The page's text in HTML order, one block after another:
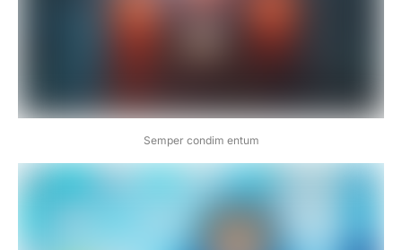
Semper condim entum